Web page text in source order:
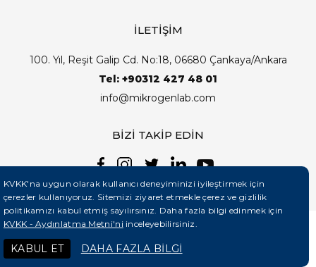
İLETİŞİM
100. Yıl, Reşit Galip Cd. No:18, 06680 Çankaya/Ankara
Tel: +90312 427 48 01
info@mikrogenlab.com
BİZİ TAKİP EDİN
Teknobay (+90 444 5 331)
KVKK'na uygun olarak kullanıcı deneyiminizi iyileştirmek için
çerezler kullanıyoruz. Sitemizi ziyaret etmekle çerez ve gizlilik
politikamızı kabul etmiş sayılırsınız. Daha fazla bilgi edinmek için
KVKK - Aydınlatma Metni'ni inceleyebilirsiniz.
KABUL ET DAHA FAZLA BİLGİ